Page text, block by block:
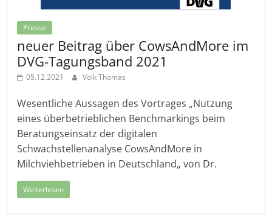
Presse
neuer Beitrag über CowsAndMore im
DVG-Tagungsband 2021
05.12.2021 Volk Thomas
Wesentliche Aussagen des Vortrages „Nutzung
eines überbetrieblichen Benchmarkings beim
Beratungseinsatz der digitalen
Schwachstellenanalyse CowsAndMore in
Milchviehbetrieben in Deutschland„ von Dr.
Weiterlesen